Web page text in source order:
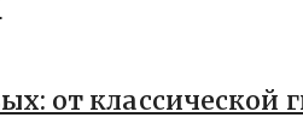
от классической